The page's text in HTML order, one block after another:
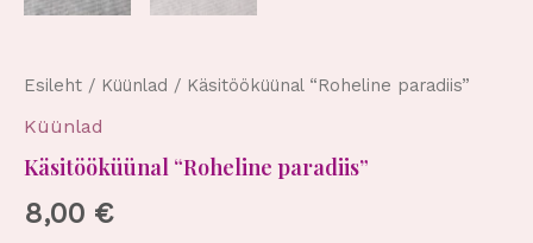
Esileht / Küünlad / Käsitööküünal “Roheline paradiis”
Küünlad
Käsitööküünal “Roheline paradiis”
8,00 €